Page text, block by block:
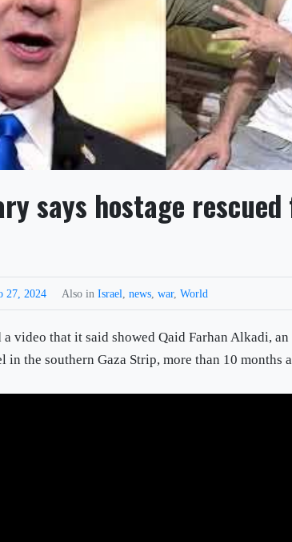
says hostage rescued
27, 2024 Also inIsrael ,news ,war,World
a video that it said showed Qaid Farhan Alkadi,
in the southern Gaza Strip, more than 10 months